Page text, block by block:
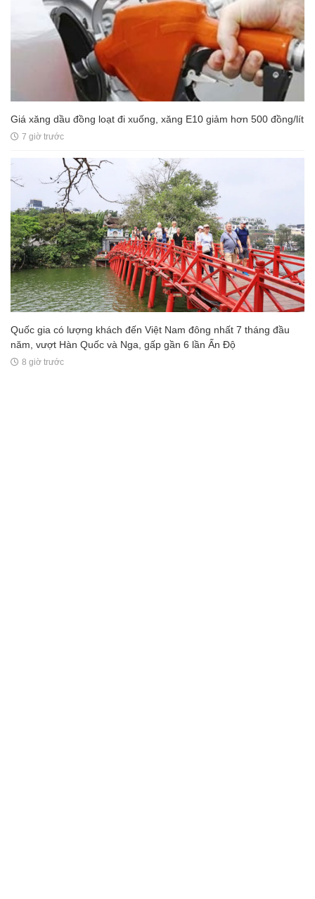
Giá xăng dầu đồng loạt đi xuống, xăng E10 giảm hơn 500 đồng/lít
7 giờ trước
Quốc gia có lượng khách đến Việt Nam đông nhất 7 tháng đầu
năm, vượt Hàn Quốc và Nga, gấp gần 6 lần Ấn Độ
8 giờ trước